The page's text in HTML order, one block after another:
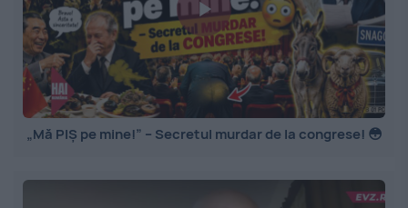
„Mă PIȘ pe mine!” – Secretul murdar de la congrese! 😳